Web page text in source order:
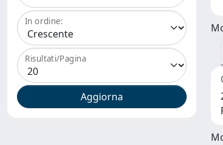
In ordine:
Risultati/Pagina